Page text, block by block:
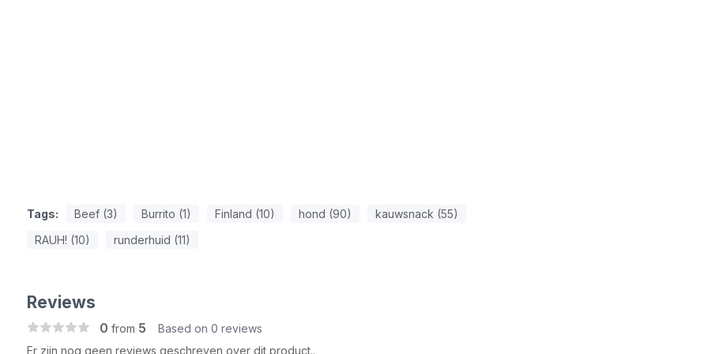
Tags: Beef (3) Burrito (1) Finland (10) hond (90)
kauwsnack (55)
RAUH! (10)
runderhuid (11)
Reviews
0 from 5 Based on 0 reviews
Er zijn nog geen reviews geschreven over dit product..